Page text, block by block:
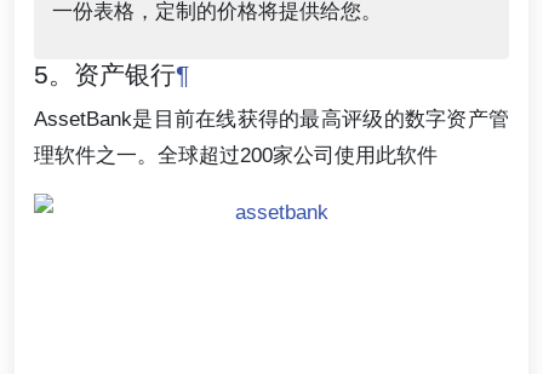
一份表格，定制的价格将提供给您。
5。资产银行¶
AssetBank是目前在线获得的最高评级的数字资产管
理软件之一。全球超过200家公司使用此软件